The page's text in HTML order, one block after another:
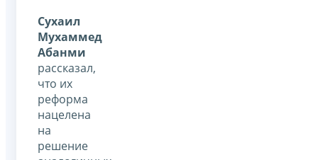
Сухаил
Мухаммед
Абанми
рассказал,
что их
реформа
нацелена
на
решение